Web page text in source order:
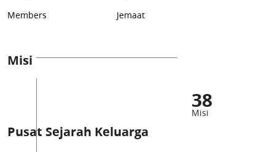
Members Jemaat
Misi
38
Misi
Pusat Sejarah Keluarga